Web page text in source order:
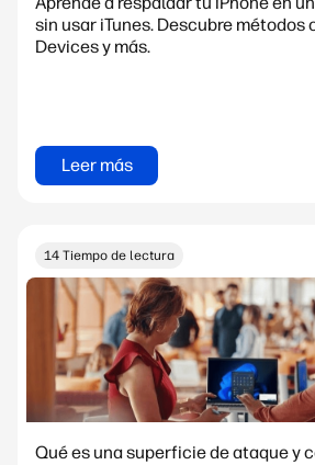
sin usar iTunes. Descubre métodos
Devices y más.
Leer más
14 Tiempo de lectura
Qué es una superficie de ataque y